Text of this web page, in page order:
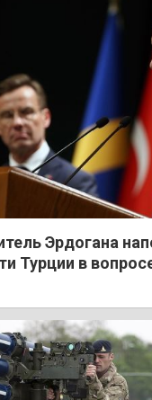
Эрдогана
Турции в